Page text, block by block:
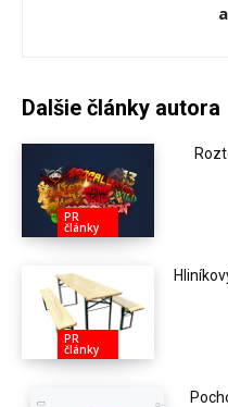
Dalšie články autora
PR
články
PR
články